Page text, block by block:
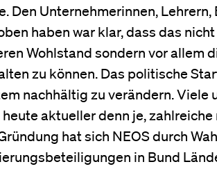
Den Unternehmerinnen,
haben war klar, dass das
Wohlstand sondern vor allem
zu können. Das politische
nachhältig zu verändern. Viele
aktueller denn je,
hat sich NEOS durch
in Bund